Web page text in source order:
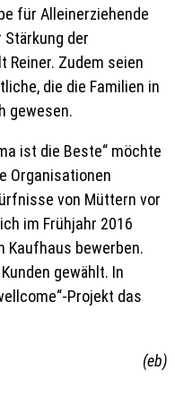
für Alleinerziehende
Stärkung der
Reiner. Zudem seien
die die Familien in
gewesen.
ist die Beste“ möchte
Organisationen
von Müttern vor
im Frühjahr 2016
Kaufhaus bewerben.
gewählt. In
Projekt das
(eb)